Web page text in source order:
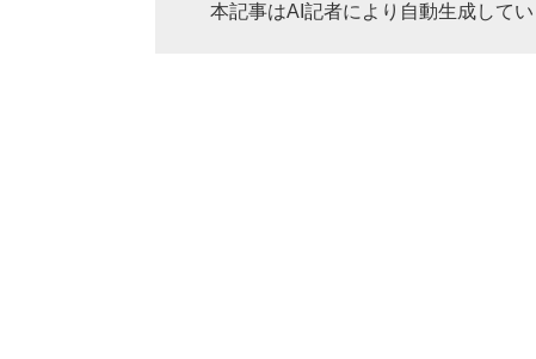
本記事はAI記者により自動生成してい